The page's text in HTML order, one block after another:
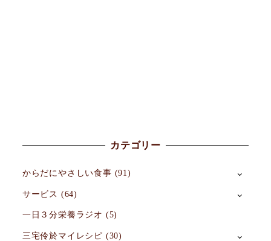
カテゴリー
からだにやさしい食事 (91)
サービス (64)
一日３分栄養ラジオ (5)
三宅伶於マイレシピ (30)